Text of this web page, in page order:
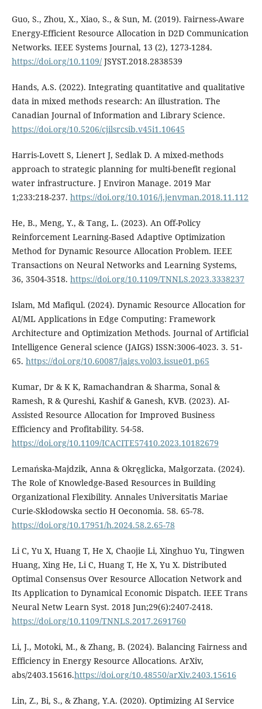
Guo, S., Zhou, X., Xiao, S., & Sun, M. (2019). Fairness-Aware
Energy-Efficient Resource Allocation in D2D Communication
Networks. IEEE Systems Journal, 13 (2), 1273-1284.
https://doi.org/10.1109/JSYST.2018.2838539
Hands, A.S. (2022). Integrating quantitative and qualitative
data in mixed methods research: An illustration. The
Canadian Journal of Information and Library Science.
https://doi.org/10.5206/cjilsrcsib.v45i1.10645
Harris-Lovett S, Lienert J, Sedlak D. A mixed-methods
approach to strategic planning for multi-benefit regional
water infrastructure. J Environ Manage. 2019 Mar
1;233:218-237. https://doi.org/10.1016/j.jenvman.2018.11.112
He, B., Meng, Y., & Tang, L. (2023). An Off-Policy
Reinforcement Learning-Based Adaptive Optimization
Method for Dynamic Resource Allocation Problem. IEEE
Transactions on Neural Networks and Learning Systems,
36, 3504-3518. https://doi.org/10.1109/TNNLS.2023.3338237
Islam, Md Mafiqul. (2024). Dynamic Resource Allocation for
AI/ML Applications in Edge Computing: Framework
Architecture and Optimization Methods. Journal of Artificial
Intelligence General science (JAIGS) ISSN:3006-4023. 3. 51-
65. https://doi.org/10.60087/jaigs.vol03.issue01.p65
Kumar, Dr & K K, Ramachandran & Sharma, Sonal &
Ramesh, R & Qureshi, Kashif & Ganesh, KVB. (2023). AI-
Assisted Resource Allocation for Improved Business
Efficiency and Profitability. 54-58.
https://doi.org/10.1109/ICACITE57410.2023.10182679
Lemańska-Majdzik, Anna & Okręglicka, Małgorzata. (2024).
The Role of Knowledge-Based Resources in Building
Organizational Flexibility. Annales Universitatis Mariae
Curie-Skłodowska sectio H Oeconomia. 58. 65-78.
https://doi.org/10.17951/h.2024.58.2.65-78
Li C, Yu X, Huang T, He X, Chaojie Li, Xinghuo Yu, Tingwen
Huang, Xing He, Li C, Huang T, He X, Yu X. Distributed
Optimal Consensus Over Resource Allocation Network and
Its Application to Dynamical Economic Dispatch. IEEE Trans
Neural Netw Learn Syst. 2018 Jun;29(6):2407-2418.
https://doi.org/10.1109/TNNLS.2017.2691760
Li, J., Motoki, M., & Zhang, B. (2024). Balancing Fairness and
Efficiency in Energy Resource Allocations. ArXiv,
abs/2403.15616.https://doi.org/10.48550/arXiv.2403.15616
Lin, Z., Bi, S., & Zhang, Y.A. (2020). Optimizing AI Service